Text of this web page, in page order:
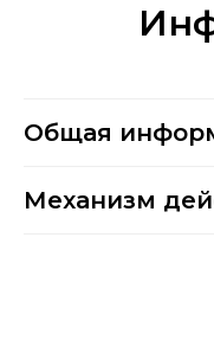
Общая
Механизм